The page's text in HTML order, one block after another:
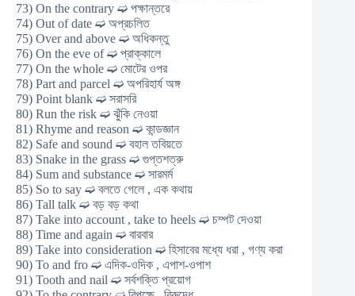
73) On the contrary ➫ পক্ষান্তরে
74) Out of date ➫ অপ্রচলিত
75) Over and above ➫ অধিকন্তু
76) On the eve of ➫ প্রাক্কালে
77) On the whole ➫ মোটের ওপর
78) Part and parcel ➫ অপরিহার্য অঙ্গ
79) Point blank ➫ সরাসরি
80) Run the risk ➫ ঝুঁকি নেওয়া
81) Rhyme and reason ➫ কান্ডজ্ঞান
82) Safe and sound ➫ বহাল তবিয়তে
83) Snake in the grass ➫ গুপ্তশত্রু
84) Sum and substance ➫ সারমর্ম
85) So to say ➫ বলতে গেলে , এক কথায়
86) Tall talk ➫ বড় বড় কথা
87) Take into account , take to heels ➫ চম্পট দেওয়া
88) Time and again ➫ বারবার
89) Take into consideration ➫ হিসাবের মধ্যে ধরা , গণ্য করা
90) To and fro ➫ এদিক-ওদিক , এপাশ-ওপাশ
91) Tooth and nail ➫ সর্বশক্তি প্রয়োগ